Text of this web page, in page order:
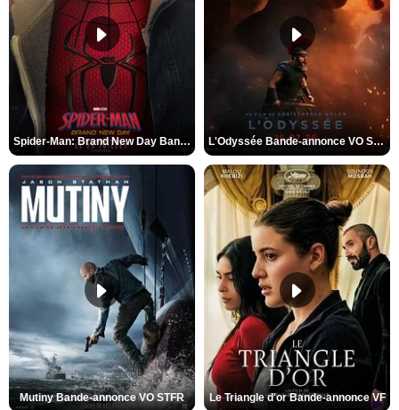
Spider-Man: Brand New Day Bande-annonce VO STFR L'Odyssée Bande-annonce VO STFR
Mutiny Bande-annonce VO STFR Le Triangle d'or Bande-annonce VF